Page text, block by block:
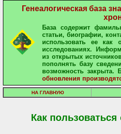
Генеалогическая база
База содержит
статьи, биографии,
использовать ее как
исследованиях.
из открытых
пополнять базу
возможность закрыта.
обновления
НА ГЛАВНУЮ
Как